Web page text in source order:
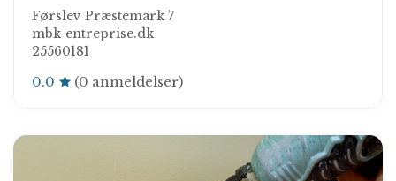
Førslev Præstemark 7
mbk-entreprise.dk
25560181
0.0 (0 anmeldelser)